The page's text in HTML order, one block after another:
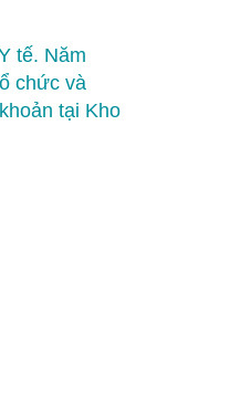
tế. Năm
chức và
tại Kho